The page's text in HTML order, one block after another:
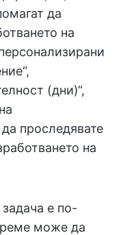
да
на
(дни)“,
проследявате
на
е по-
може да